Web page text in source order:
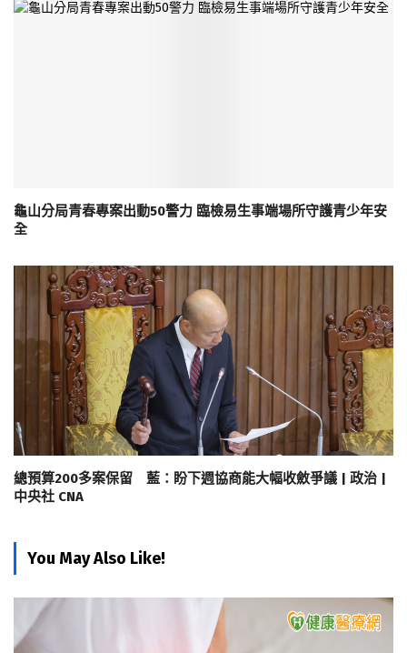
龜山分局青春專案出動50警力 臨檢易生事端場所守護青少年安
全
總預算200多案保留 藍：盼下週協商能大幅收斂爭議 | 政治 |
中央社 CNA
You May Also Like!